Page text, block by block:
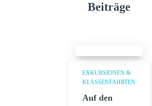
Beiträge
EXKURSIONEN &
KLASSENFAHRTEN
Auf den